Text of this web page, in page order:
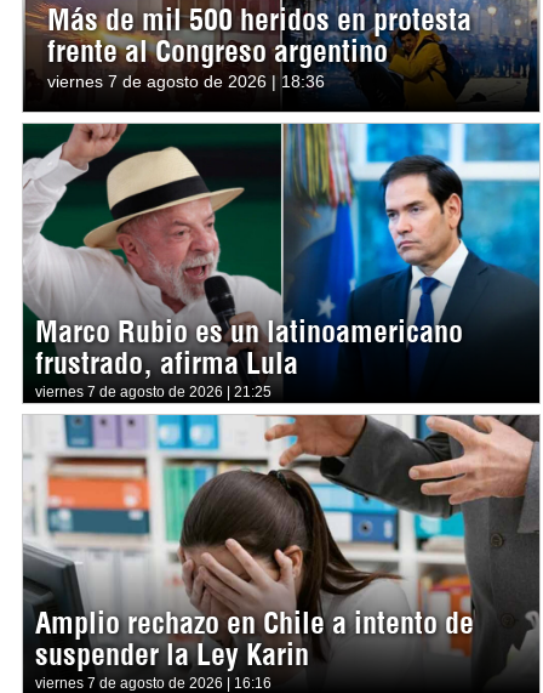
Más de mil 500 heridos en protesta
frente al Congreso argentino
viernes 7 de agosto de 2026 | 18:36
Marco Rubio es un latinoamericano
frustrado, afirma Lula
viernes 7 de agosto de 2026 | 21:25
Amplio rechazo en Chile a intento de
suspender la Ley Karin
viernes 7 de agosto de 2026 | 16:16